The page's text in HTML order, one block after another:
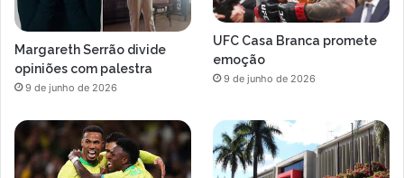
Margareth Serrão divide
opiniões com palestra
9 de junho de 2026
UFC Casa Branca promete
emoção
9 de junho de 2026